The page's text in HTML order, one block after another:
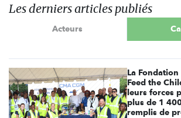
Les derniers articles publiés
Acteurs
La
Feed the
leurs forces
plus de 1
remplis de